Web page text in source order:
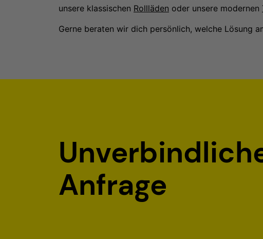
unsere klassischen Rollläden oder unsere modernen
Gerne beraten wir dich persönlich, welche Lösung
Anfrage